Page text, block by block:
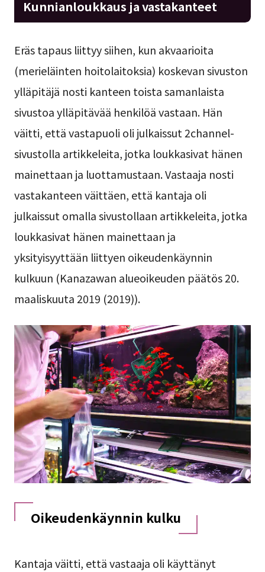
Kunnianloukkaus ja vastakanteet
Eräs tapaus liittyy siihen, kun akvaarioita
(merieläinten hoitolaitoksia) koskevan sivuston
ylläpitäjä nosti kanteen toista samanlaista
sivustoa ylläpitävää henkilöä vastaan. Hän
väitti, että vastapuoli oli julkaissut 2channel-
sivustolla artikkeleita, jotka loukkasivat hänen
mainettaan ja luottamustaan. Vastaaja nosti
vastakanteen väittäen, että kantaja oli
julkaissut omalla sivustollaan artikkeleita, jotka
loukkasivat hänen mainettaan ja
yksityisyyttään liittyen oikeudenkäynnin
kulkuun (Kanazawan alueoikeuden päätös 20.
maaliskuuta 2019 (2019)).
Oikeudenkäynnin kulku
Kantaja väitti, että vastaaja oli käyttänyt